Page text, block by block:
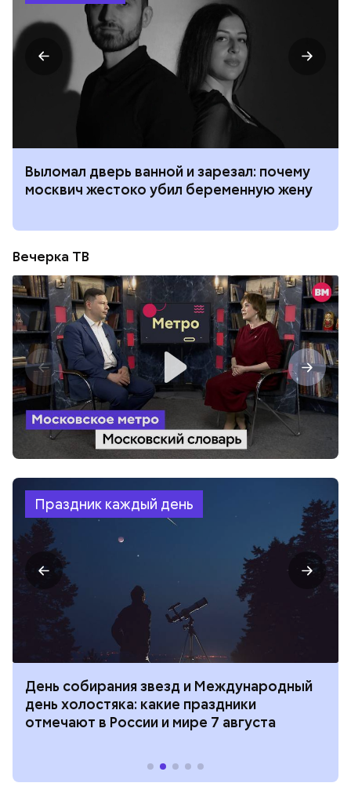
Выломал дверь ванной и зарезал: почему
москвич жестоко убил беременную жену
Вечерка ТВ
Праздник каждый день
День собирания звезд и Международный
день холостяка: какие праздники
отмечают в России и мире 7 августа